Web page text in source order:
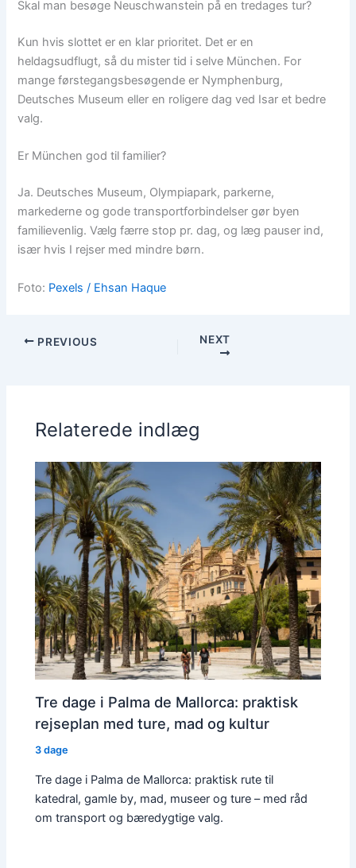
Skal man besøge Neuschwanstein på en tredages tur?
Kun hvis slottet er en klar prioritet. Det er en
heldagsudflugt, så du mister tid i selve München. For
mange førstegangsbesøgende er Nymphenburg,
Deutsches Museum eller en roligere dag ved Isar et bedre
valg.
Er München god til familier?
Ja. Deutsches Museum, Olympiapark, parkerne,
markederne og gode transportforbindelser gør byen
familievenlig. Vælg færre stop pr. dag, og læg pauser ind,
især hvis I rejser med mindre børn.
Foto: Pexels / Ehsan Haque
PREVIOUS NEXT
Relaterede indlæg
Tre dage i Palma de Mallorca: praktisk
rejseplan med ture, mad og kultur
3 dage
Tre dage i Palma de Mallorca: praktisk rute til
katedral, gamle by, mad, museer og ture – med råd
om transport og bæredygtige valg.